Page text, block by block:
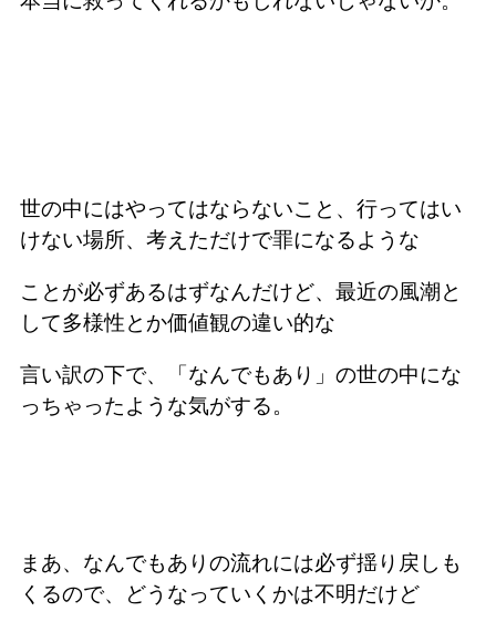
世の中にはやってはならないこと、行ってはい
けない場所、考えただけで罪になるような
ことが必ずあるはずなんだけど、最近の風潮と
して多様性とか価値観の違い的な
言い訳の下で、「なんでもあり」の世の中にな
っちゃったような気がする。
まあ、なんでもありの流れには必ず揺り戻しも
くるので、どうなっていくかは不明だけど